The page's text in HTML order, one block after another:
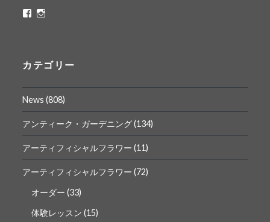
ritaflower.calligraphy
ロ
フ
ー
ル
で
表
示
ロ
フ
ー
ル
で
表
示
カテゴリー
News (808)
アンティーク・ガーデニング(134)
アーティフィシャルフラワー (11)
アーティフィシャルフラワー (72)
オーダー (33)
体験レッスン (15)